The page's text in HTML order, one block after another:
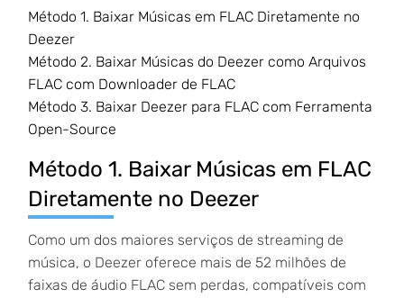
Método 1. Baixar Músicas em FLAC Diretamente no
Deezer
Método 2. Baixar Músicas do Deezer como Arquivos
FLAC com Downloader de FLAC
Método 3. Baixar Deezer para FLAC com Ferramenta
Open-Source
Método 1. Baixar Músicas em FLAC
Diretamente no Deezer
Como um dos maiores serviços de streaming de
música, o Deezer oferece mais de 52 milhões de
faixas de áudio FLAC sem perdas, compatíveis com